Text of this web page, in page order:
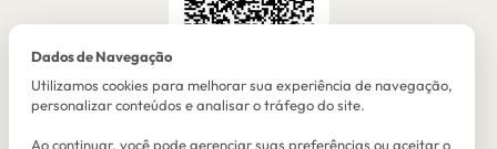
Dados de Navegação
Utilizamos cookies para melhorar sua experiência de navegação,
personalizar conteúdos e analisar o tráfego do site.
Ao continuar, você pode gerenciar suas preferências ou aceitar o